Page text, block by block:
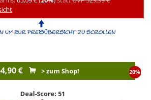
€ 20%
> zum Shop!
Deal-Score: 51